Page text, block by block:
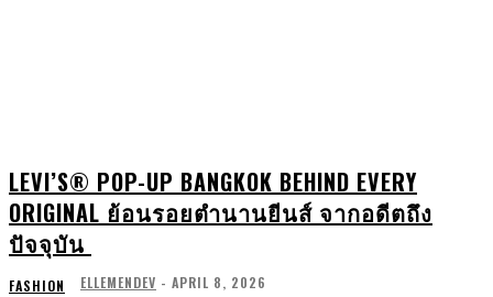
LEVI’S® POP-UP BANGKOK BEHIND EVERY
ORIGINAL ย้อนรอยตำนานยีนส์ จากอดีตถึง
ปัจจุบัน
FASHION ELLEMENDEV - APRIL 8, 2026